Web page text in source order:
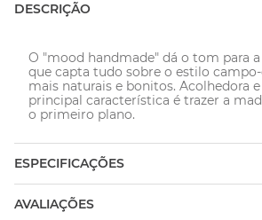
DESCRIÇÃO
O "mood handmade" dá o tom para a
que capta tudo sobre o estilo
mais naturais e bonitos. Acolhedora
principal característica é trazer a
o primeiro plano.
ESPECIFICAÇÕES
AVALIAÇÕES